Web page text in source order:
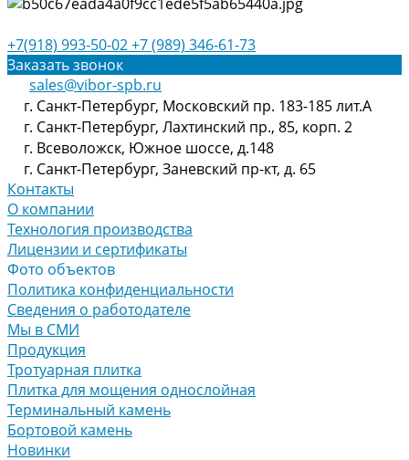
+7(918) 993-50-02+7 (989) 346-61-73
Заказать звонок
sales@vibor-spb.ru
г. Санкт-Петербург, Московский пр. 183-185 лит.А
г. Санкт-Петербург, Лахтинский пр., 85, корп. 2
г. Всеволожск, Южное шоссе, д.148
г. Санкт-Петербург, Заневский пр-кт, д. 65
Контакты
О компании
Технология производства
Лицензии и сертификаты
Фото объектов
Политика конфиденциальности
Сведения о работодателе
Мы в СМИ
Продукция
Тротуарная плитка
Плитка для мощения однослойная
Терминальный камень
Бортовой камень
Новинки